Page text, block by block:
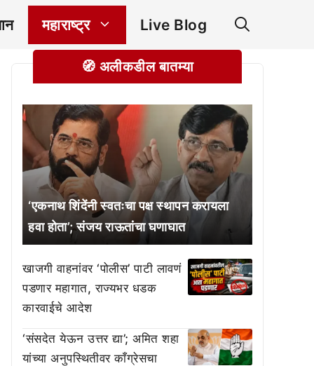
महाराष्ट्र Live Blog
🧭 अलीकडील बातम्या
‘एकनाथ शिंदेंनी स्वतःचा पक्ष स्थापन करायला
हवा होता’; संजय राऊतांचा घणाघात
खाजगी वाहनांवर ‘पोलीस’ पाटी लावणं
पडणार महागात, राज्यभर धडक
कारवाईचे आदेश
‘संसदेत येऊन उत्तर द्या’; अमित शहा
यांच्या अनुपस्थितीवर काँग्रेसचा